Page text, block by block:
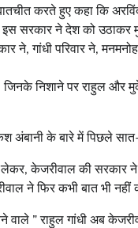
करते हुए कहा कि
सरकार ने देश को उठाकर
गांधी परिवार ने,
निशाने पर राहुल और
अंबानी के बारे में पिछले
केजरीवाल की
ने फिर कभी बात भी नहीं
” राहुल गांधी अब